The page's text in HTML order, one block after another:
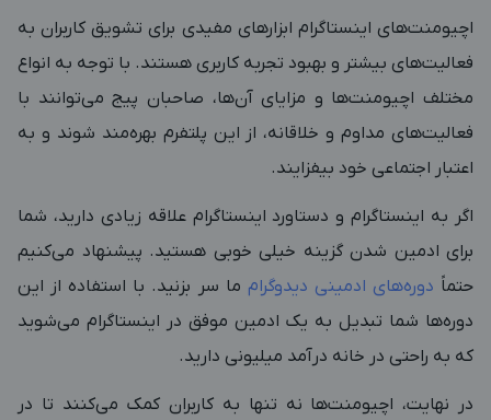
اچیومنت‌های اینستاگرام ابزارهای مفیدی برای تشویق کاربران به
فعالیت‌های بیشتر و بهبود تجربه کاربری هستند. با توجه به انواع
مختلف اچیومنت‌ها و مزایای آن‌ها، صاحبان پیج می‌توانند با
فعالیت‌های مداوم و خلاقانه، از این پلتفرم بهره‌مند شوند و به
اعتبار اجتماعی خود بیفزایند.
اگر به اینستاگرام و دستاورد اینستاگرام علاقه زیادی دارید، شما
برای ادمین شدن گزینه خیلی خوبی هستید. پیشنهاد می‌کنیم
حتماً دوره‌های ادمینی دیدوگرام ما سر بزنید. با استفاده از این
دوره‌ها شما تبدیل به یک ادمین موفق در اینستاگرام می‌شوید
که به راحتی در خانه درآمد میلیونی دارید.
در نهایت، اچیومنت‌ها نه تنها به کاربران کمک می‌کنند تا در